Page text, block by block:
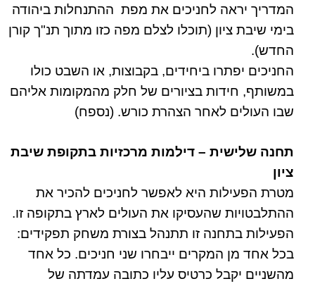
המדריך יראה לחניכים את מפת ההתנחלות ביהודה
בימי שיבת ציון (תוכלו לצלם מפה כזו מתוך תנ"ך קורן
החדש).
החניכים יפתרו ביחידים, בקבוצות, או השבט כולו
במשותף, חידות בציורים של חלק מהמקומות אליהם
שבו העולים לאחר הצהרת כורש. (נספח)
תחנה שלישית – דילמות מרכזיות בתקופת שיבת
ציון
מטרת הפעילות היא לאפשר לחניכים להכיר את
ההתלבטויות שהעסיקו את העולים לארץ בתקופה זו.
הפעילות בתחנה זו תתנהל בצורת משחק תפקידים:
בכל אחד מן המקרים ייבחרו שני חניכים. כל אחד
מהשניים יקבל כרטיס עליו כתובה עמדתה של